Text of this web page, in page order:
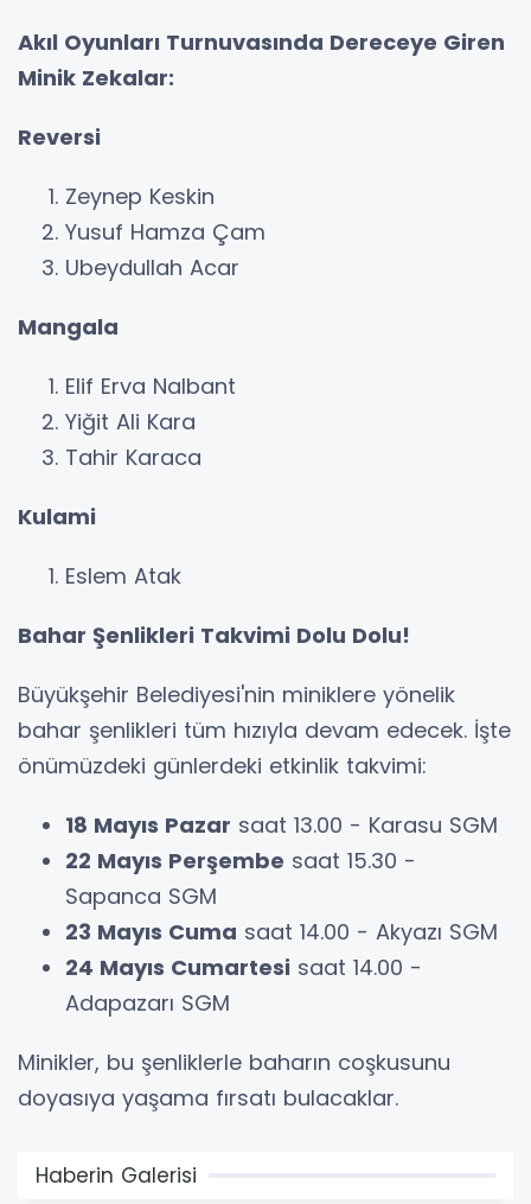
Akıl Oyunları Turnuvasında Dereceye Giren
Minik Zekalar:
Reversi
Zeynep Keskin
Yusuf Hamza Çam
Ubeydullah Acar
Mangala
Elif Erva Nalbant
Yiğit Ali Kara
Tahir Karaca
Kulami
Eslem Atak
Bahar Şenlikleri Takvimi Dolu Dolu!
Büyükşehir Belediyesi'nin miniklere yönelik
bahar şenlikleri tüm hızıyla devam edecek. İşte
önümüzdeki günlerdeki etkinlik takvimi:
18 Mayıs Pazar saat 13.00 - Karasu SGM
22 Mayıs Perşembe saat 15.30 -
Sapanca SGM
23 Mayıs Cuma saat 14.00 - Akyazı SGM
24 Mayıs Cumartesi saat 14.00 -
Adapazarı SGM
Minikler, bu şenliklerle baharın coşkusunu
doyasıya yaşama fırsatı bulacaklar.
Haberin Galerisi